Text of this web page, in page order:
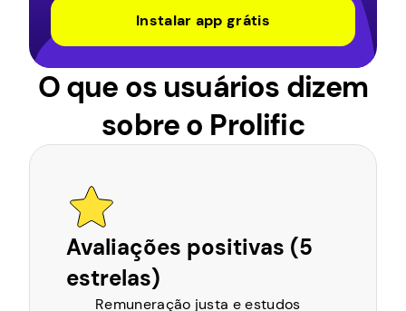
Instalar app grátis
O que os usuários dizem
sobre o Prolific
Avaliações positivas (5
estrelas)
Remuneração justa e estudos